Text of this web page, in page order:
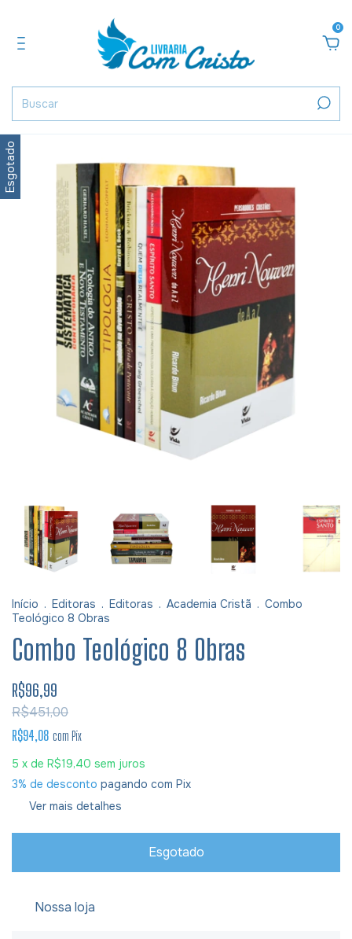
0
Esgotado
Início . Editoras . Editoras . Academia Cristã . Combo
Teológico 8 Obras
Combo Teológico 8 Obras
R$96,99
R$451,00
R$94,08 com Pix
5 x de R$19,40 sem juros
3% de desconto pagando com Pix
Ver mais detalhes
Nossa loja